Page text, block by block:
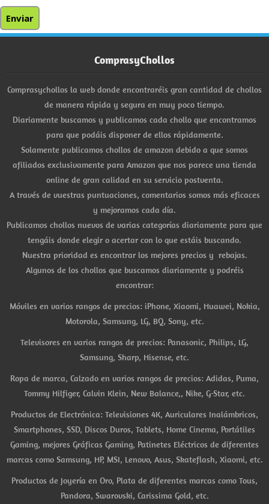
ComprasyChollos
Comprasychollos la web donde encontraréis gran cantidad de chollos
de manera rápida y segura en muy poco tiempo.
Diariamente buscamos y publicamos cada chollo que encontramos
para que podáis disponer de ellos rápidamente.
Solamente publicamos chollos de amazon debido a que somos
afiliados exclusivamente para Amazon que nos parece una tienda
online de gran calidad en su servicio postventa.
A través de vuestras puntuaciones, comentarios somos más eficaces
y mejoramos cada día.
Publicamos chollos nuevos de varias categorías diariamente para que
tengáis donde elegir o acertar con lo que estáis buscando.
Nuestra prioridad es encontrar los mejores precios y rebajas.
Algunos de los chollos que buscamos diariamente y podréis
encontrar:
Móviles en varios rangos de precios: iPhone, Xiaomi, Huawei, Nokia,
Motorola, Samsung, LG, BQ, Sony, etc.
Televisores en varios rangos de precios: Panasonic, Philips, LG,
Samsung, Sharp, Hisense, etc.
Ropa de marca, Calzado en varios rangos de precios: Adidas, Puma,
Tommy Hilfiger, Calvin Klein, New Balance,, Nike, G-Star, etc.
Productos de Electrónica: Televisiones 4K, Auriculares Inalámbricos,
Smartphones, SSD, Discos Duros, Tablets, Home Cinema, Portátiles
Gaming, mejores Gráficas Gaming, Patinetes Eléctricos de diferentes
marcas como Samsung, HP, MSI, Lenovo, Asus, Skateflash, Xiaomi, etc.
Productos de Joyería en Oro, Plata de diferentes marcas como Tous,
Pandora, Swarovski, Carissima Gold, etc.